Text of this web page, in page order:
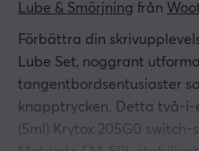
Lube & Smörjning från
Förbättra din
Lube Set, noggrant
tangentbordsentusiaster
knapptrycken. Detta två-
(5ml) Krytox 205G0 switch-